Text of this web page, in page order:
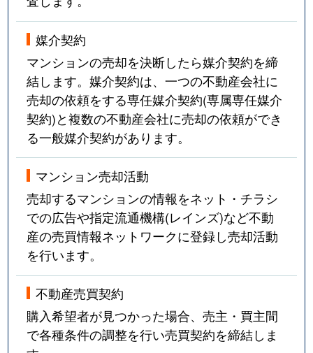
媒介契約
マンションの売却を決断したら媒介契約を締
結します。媒介契約は、一つの不動産会社に
売却の依頼をする専任媒介契約(専属専任媒介
契約)と複数の不動産会社に売却の依頼ができ
る一般媒介契約があります。
マンション売却活動
売却するマンションの情報をネット・チラシ
での広告や指定流通機構(レインズ)など不動
産の売買情報ネットワークに登録し売却活動
を行います。
不動産売買契約
購入希望者が見つかった場合、売主・買主間
で各種条件の調整を行い売買契約を締結しま